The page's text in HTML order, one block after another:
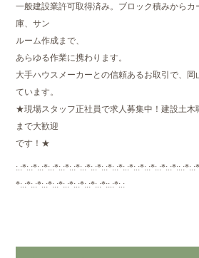
一般建設業許可取得済み。ブロック積みから
庫、サン
ルーム作成まで、
あらゆる作業に携わります。
大手ハウスメーカーとの信頼あるお取引で、岡
ています。
★現場スタッフ正社員で求人募集中！建設土木
まで大歓迎
です！★
*:.:*:.:*:.:*:.:*:.:*:.:*:.:*:.:*::.:*:.: